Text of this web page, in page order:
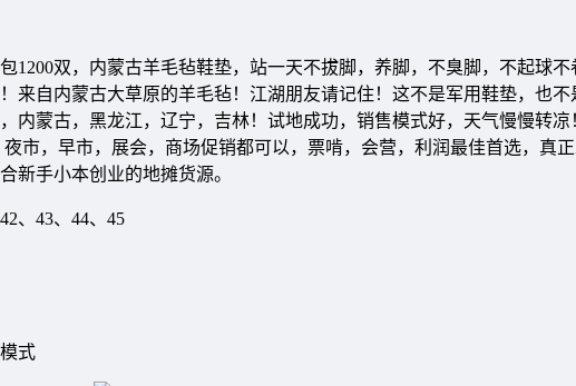
1200双，内蒙古羊毛毡鞋垫，站一天不拔脚，养脚，不臭脚，不起球
来自内蒙古大草原的羊毛毡！江湖朋友请记住！这不是军用鞋垫，也
内蒙古，黑龙江，辽宁，吉林！试地成功，销售模式好，天气慢慢转凉
市，早市，展会，商场促销都可以，票啃，会营，利润最佳首选，真正
新手小本创业的地摊货源。
、43、44、45
式